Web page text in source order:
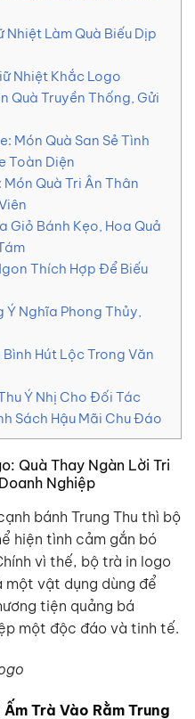
Nhiệt Làm Quà Biếu Dịp
Nhiệt Khắc Logo
Quà Truyền Thống, Gửi
Món Quà San Sẻ Tình
Toàn Diện
Quà Tri Ân Thân
Giỏ Bánh Kẹo, Hoa Quả
Thích Hợp Để Biếu
Ý Nghĩa Phong Thủy,
Hút Lộc Trong Văn
Ý Nhị Cho Đối Tác
Sách Hậu Mãi Chu Đáo
Quà Thay Ngàn Lời Tri
Nghiệp
bánh Trung Thu thì bộ
hiện tình cảm gắn bó
vì thế, bộ trà in logo
một vật dụng dùng để
tiện quảng bá
một độc đáo và tinh tế.
Trà Vào Rằm Trung